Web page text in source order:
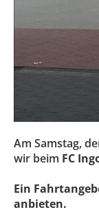
Am Samstag,
wir beim FC
Ein
anbieten.